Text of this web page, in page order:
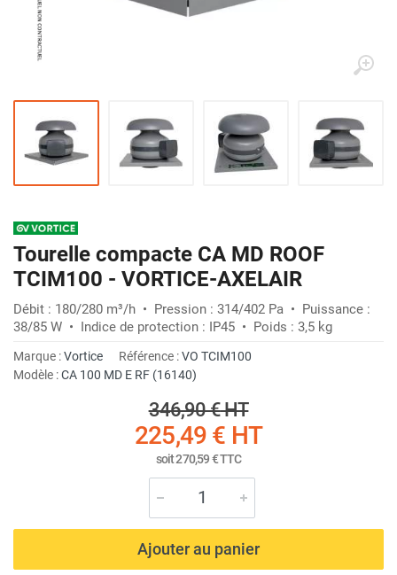
Tourelle compacte CA MD ROOF
TCIM100 - VORTICE-AXELAIR
Débit : 180/280 m³/h • Pression : 314/402 Pa • Puissance :
38/85 W • Indice de protection : IP45 • Poids : 3,5 kg
Marque :Vortice Référence :VO TCIM100
Modèle :CA 100 MD E RF (16140)
346,90 €HT
225,49 € HT
soit270,59 €TTC
Ajouter au panier